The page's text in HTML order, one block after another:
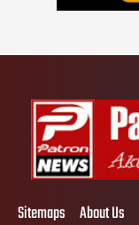
Sitemaps About Us